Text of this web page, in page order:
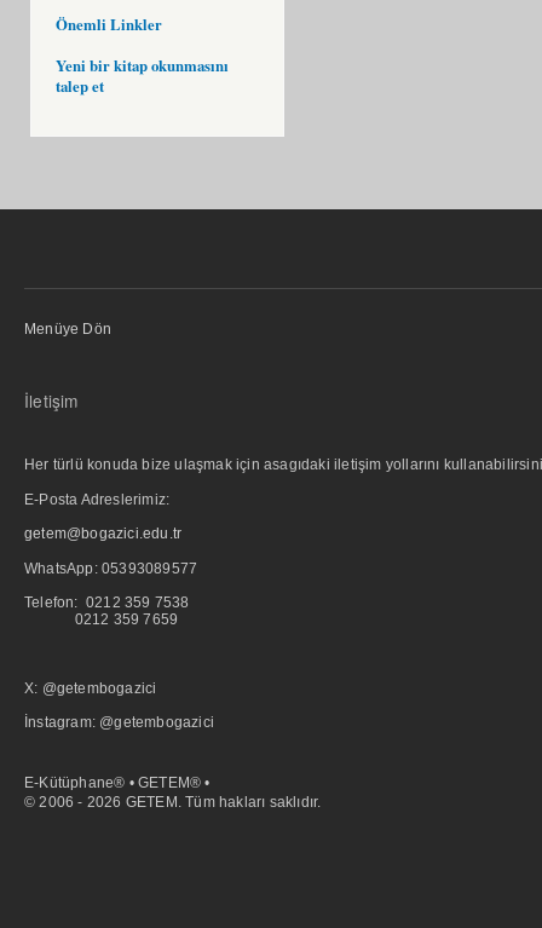
Önemli Linkler
Yeni bir kitap okunmasını
talep et
Menüye Dön
İletişim
Her türlü konuda bize ulaşmak için asagıdaki iletişim yollarını
E-Posta Adreslerimiz:
getem@bogazici.edu.tr
WhatsApp: 05393089577
Telefon: 0212 359 7538
0212 359 7659
X: @getembogazici
İnstagram: @getembogazici
E-Kütüphane® • GETEM® •
© 2006 - 2026 GETEM. Tüm hakları saklıdır.